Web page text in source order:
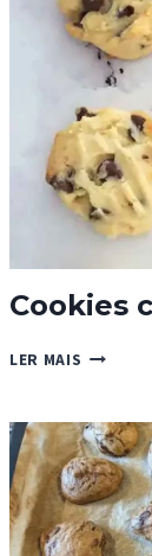
Cookies
LER MAIS COOKIES